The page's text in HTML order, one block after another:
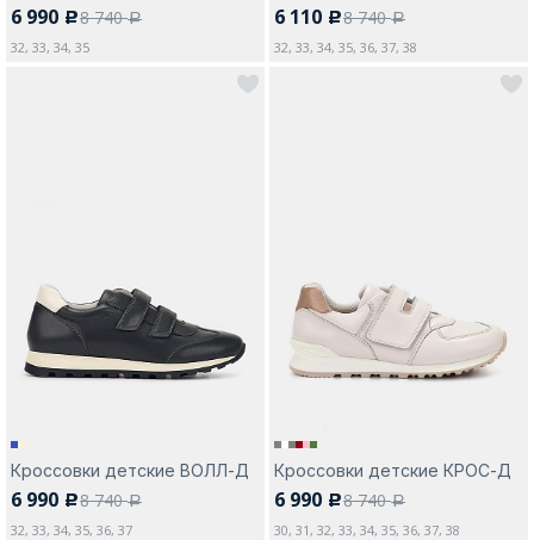
6 990 c8 740a
32, 33, 34, 35
6 110 c8 740a
32, 33, 34, 35, 36, 37, 38
Кроссовки детские ВОЛЛ-Д
6 990 c8 740a
32, 33, 34, 35, 36, 37
Кроссовки детские КРОС-Д
6 990 c8 740a
30, 31, 32, 33, 34, 35, 36, 37, 38